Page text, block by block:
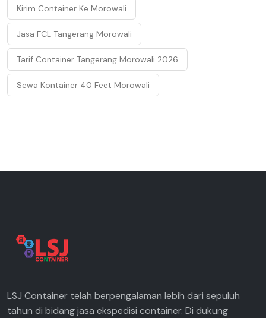
Kirim Container Ke Morowali
Jasa FCL Tangerang Morowali
Tarif Container Tangerang Morowali 2026
Sewa Kontainer 40 Feet Morowali
LSJ Container telah berpengalaman lebih dari sepuluh
tahun di bidang jasa ekspedisi container. Di dukung